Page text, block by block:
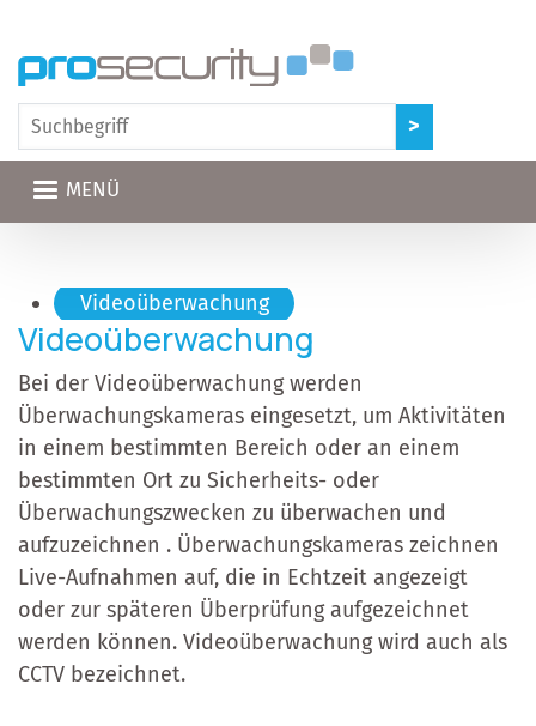
MENÜ
Hauptnavigation
Videoüberwachung
Videoüberwachung
Bei der Videoüberwachung werden
Überwachungskameras eingesetzt, um Aktivitäten
in einem bestimmten Bereich oder an einem
bestimmten Ort zu Sicherheits- oder
Überwachungszwecken zu überwachen und
aufzuzeichnen . Überwachungskameras zeichnen
Live-Aufnahmen auf, die in Echtzeit angezeigt
oder zur späteren Überprüfung aufgezeichnet
werden können. Videoüberwachung wird auch als
CCTV bezeichnet.